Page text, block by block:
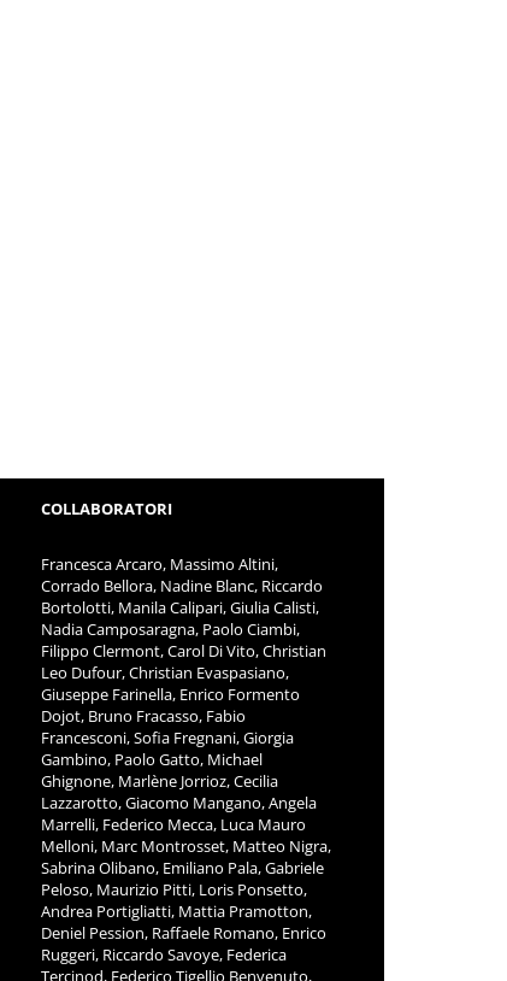
COLLABORATORI
Francesca Arcaro, Massimo Altini,
Corrado Bellora, Nadine Blanc, Riccardo
Bortolotti, Manila Calipari, Giulia Calisti,
Nadia Camposaragna, Paolo Ciambi,
Filippo Clermont, Carol Di Vito, Christian
Leo Dufour, Christian Evaspasiano,
Giuseppe Farinella, Enrico Formento
Dojot, Bruno Fracasso, Fabio
Francesconi, Sofia Fregnani, Giorgia
Gambino, Paolo Gatto, Michael
Ghignone, Marlène Jorrioz, Cecilia
Lazzarotto, Giacomo Mangano, Angela
Marrelli, Federico Mecca, Luca Mauro
Melloni, Marc Montrosset, Matteo Nigra,
Sabrina Olibano, Emiliano Pala, Gabriele
Peloso, Maurizio Pitti, Loris Ponsetto,
Andrea Portigliatti, Mattia Pramotton,
Deniel Pession, Raffaele Romano, Enrico
Ruggeri, Riccardo Savoye, Federica
Tercinod, Federico Tigellio Benvenuto,